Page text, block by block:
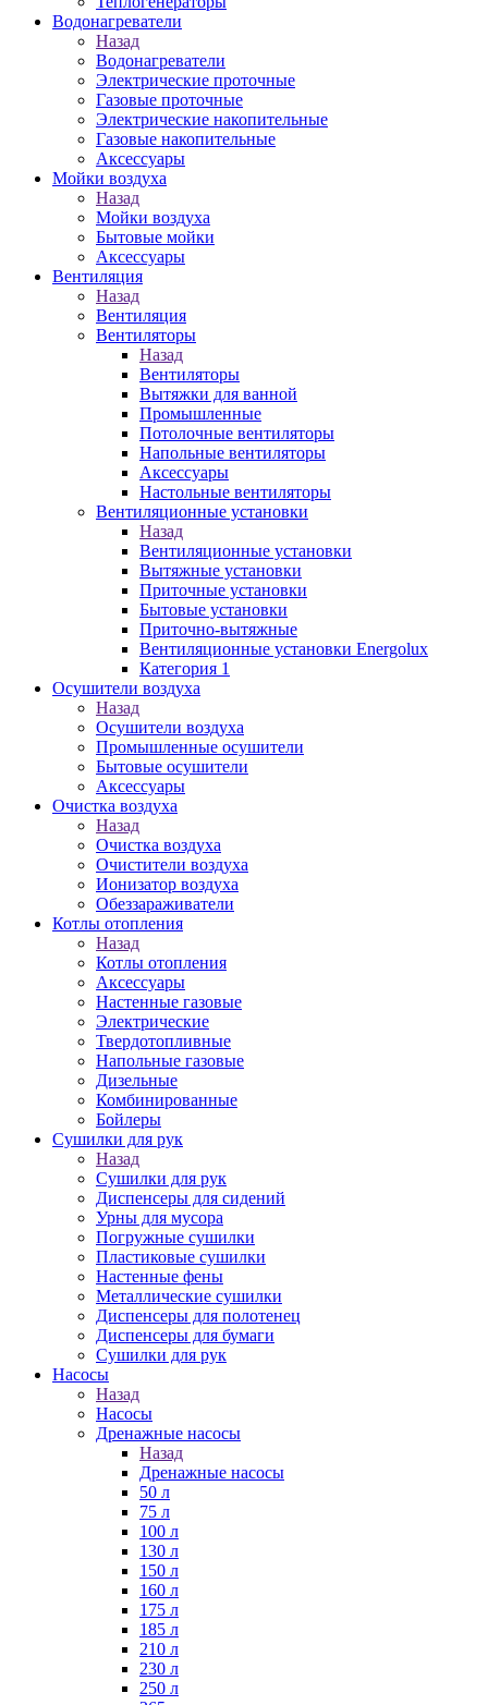
Водонагреватели
Назад
Водонагреватели
Электрические проточные
Газовые проточные
Электрические накопительные
Газовые накопительные
Аксессуары
Мойки воздуха
Назад
Мойки воздуха
Бытовые мойки
Аксессуары
Вентиляция
Назад
Вентиляция
Вентиляторы
Назад
Вентиляторы
Вытяжки для ванной
Промышленные
Потолочные вентиляторы
Напольные вентиляторы
Аксессуары
Настольные вентиляторы
Вентиляционные установки
Назад
Вентиляционные установки
Вытяжные установки
Приточные установки
Бытовые установки
Приточно-вытяжные
Вентиляционные установки Energolux
Категория 1
Осушители воздуха
Назад
Осушители воздуха
Промышленные осушители
Бытовые осушители
Аксессуары
Очистка воздуха
Назад
Очистка воздуха
Очистители воздуха
Ионизатор воздуха
Обеззараживатели
Котлы отопления
Назад
Котлы отопления
Аксессуары
Настенные газовые
Электрические
Твердотопливные
Напольные газовые
Дизельные
Комбинированные
Бойлеры
Сушилки для рук
Назад
Сушилки для рук
Диспенсеры для сидений
Урны для мусора
Погружные сушилки
Пластиковые сушилки
Настенные фены
Металлические сушилки
Диспенсеры для полотенец
Диспенсеры для бумаги
Сушилки для рук
Насосы
Назад
Насосы
Дренажные насосы
Назад
Дренажные насосы
50 л
75 л
100 л
130 л
150 л
160 л
175 л
185 л
210 л
230 л
250 л